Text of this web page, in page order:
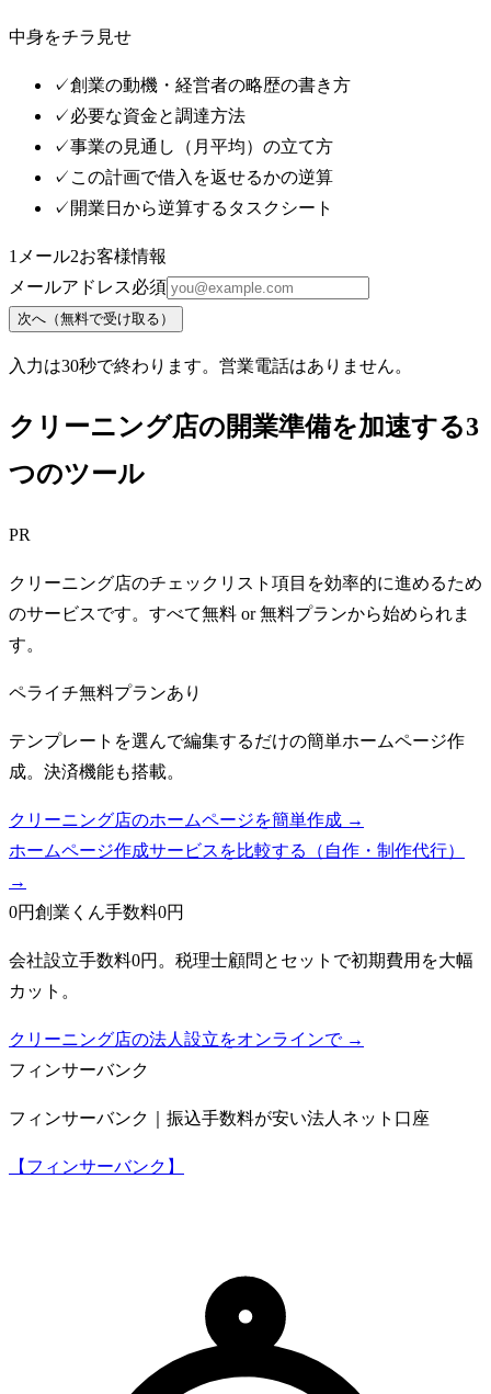
中身をチラ見せ
✓創業の動機・経営者の略歴の書き方
✓必要な資金と調達方法
✓事業の見通し（月平均）の立て方
✓ この計画で借入を返せるかの逆算
✓ 開業日から逆算するタスクシート
1 メール2お客様情報
メールアドレス必須
次へ（無料で受け取る）
入力は30秒で終わります。営業電話はありません。
クリーニング店の開業準備を加速する3
つのツール
PR
クリーニング店のチェックリスト項目を効率的に進めるため
のサービスです。すべて無料 or 無料プランから始められま
す。
ペライチ無料プランあり
テンプレートを選んで編集するだけの簡単ホームページ作
成。決済機能も搭載。
クリーニング店のホームページを簡単作成 →
ホームページ作成サービスを比較する（自作・制作代行）
→
0円創業くん手数料0円
会社設立手数料0円。税理士顧問とセットで初期費用を大幅
カット。
クリーニング店の法人設立をオンラインで →
フィンサーバンク
フィンサーバンク｜振込手数料が安い法人ネット口座
【フィンサーバンク】